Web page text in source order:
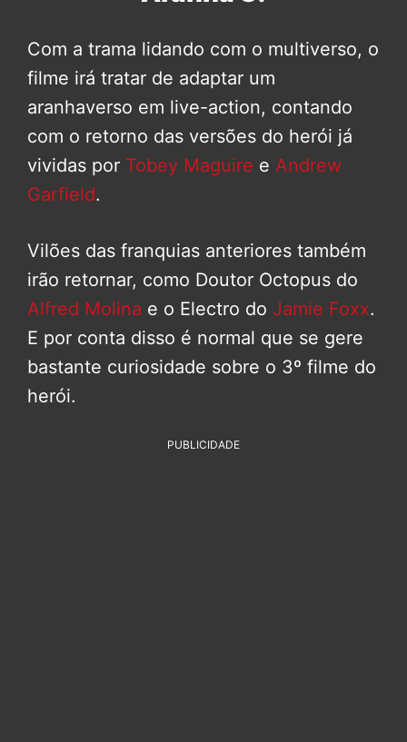
Com a trama lidando com o multiverso, o
filme irá tratar de adaptar um
aranhaverso em live-action, contando
com o retorno das versões do herói já
vividas por Tobey Maguire e Andrew
Garfield.
Vilões das franquias anteriores também
irão retornar, como Doutor Octopus do
Alfred Molina e o Electro do Jamie Foxx.
E por conta disso é normal que se gere
bastante curiosidade sobre o 3º filme do
herói.
PUBLICIDADE